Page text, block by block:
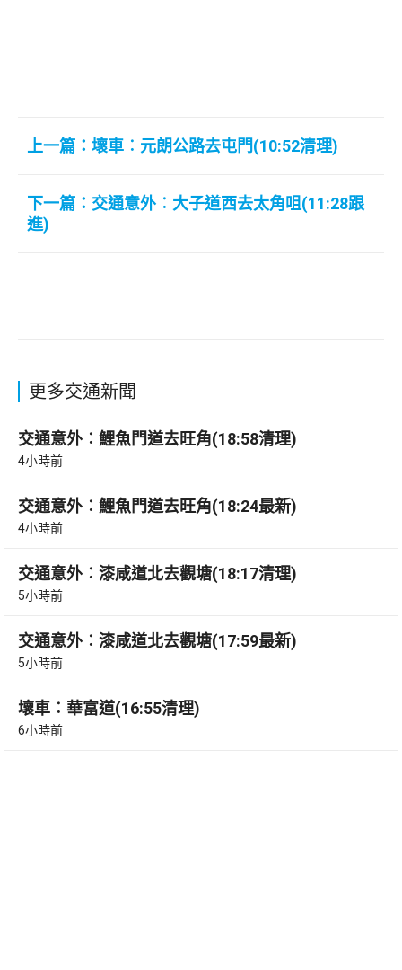
上一篇：壞車︰元朗公路去屯門(10:52清理)
下一篇：交通意外︰大子道西去太角咀(11:28跟
進)
更多交通新聞
交通意外︰鯉魚門道去旺角(18:58清理)
4小時前
交通意外︰鯉魚門道去旺角(18:24最新)
4小時前
交通意外︰漆咸道北去觀塘(18:17清理)
5小時前
交通意外︰漆咸道北去觀塘(17:59最新)
5小時前
壞車︰華富道(16:55清理)
6小時前